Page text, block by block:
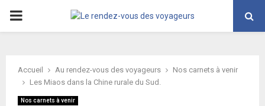
PRIMARY
Accueil Au rendez-vous des voyageurs
Nos carnets à venir
Les Miaos dans la Chine rurale du Sud.
Nos carnets à venir